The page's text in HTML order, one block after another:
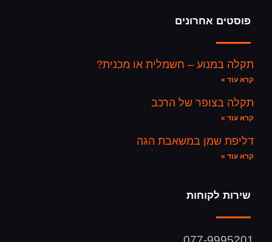
פוסטים אחרונים
תקלה במנוע – חשמלית או מכנית?
קרא עוד »
תקלה בצופר של הרכב
קרא עוד »
דליפת שמן במשאבת הגה
קרא עוד »
שירות לקוחות